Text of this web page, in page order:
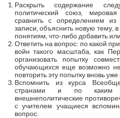
Раскрыть содержание
политический союз,
сравнить с определением из
записи, объяснить новую тему,
понятиям, что-либо добавить
Ответить на вопрос: по какой
войн такого масштаба, как
организовать попытку
обучающихся еще возможно
повторить эту попытку вновь уже
Вспомнить из курса
странами и по каким
внешнеполитические
с учителем учащиеся
вопрос.